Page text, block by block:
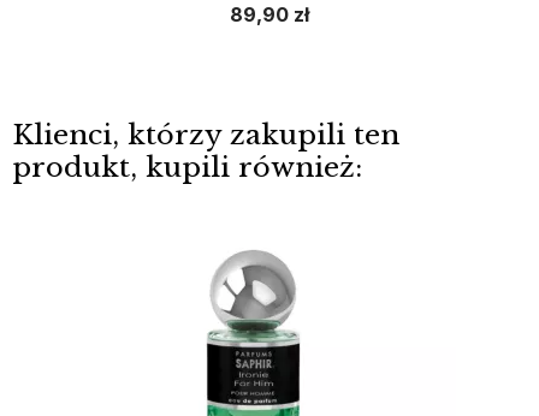
89,90 zł
Klienci, którzy zakupili ten
produkt, kupili również: